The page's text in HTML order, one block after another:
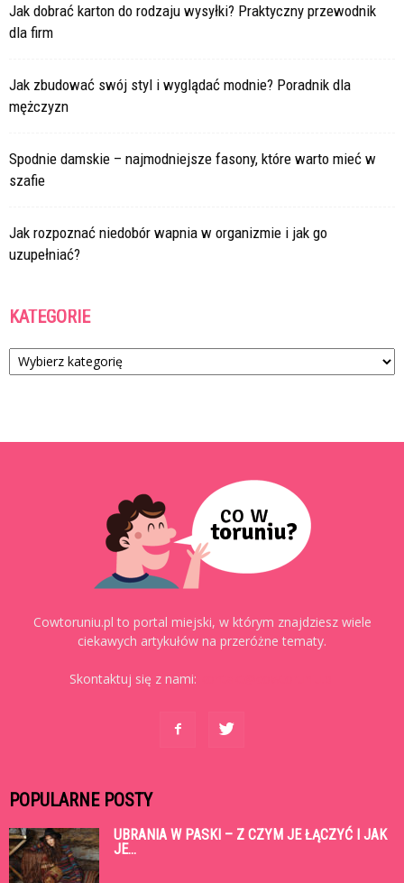
Jak dobrać karton do rodzaju wysyłki? Praktyczny przewodnik
dla firm
Jak zbudować swój styl i wyglądać modnie? Poradnik dla
mężczyzn
Spodnie damskie – najmodniejsze fasony, które warto mieć w
szafie
Jak rozpoznać niedobór wapnia w organizmie i jak go
uzupełniać?
KATEGORIE
Kategorie
Cowtoruniu.pl to portal miejski, w którym znajdziesz wiele
ciekawych artykułów na przeróżne tematy.
Skontaktuj się z nami:
POPULARNE POSTY
UBRANIA W PASKI – Z CZYM JE ŁĄCZYĆ I JAK
JE...